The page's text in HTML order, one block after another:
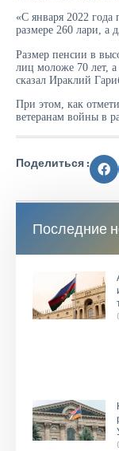
«С января 2022 года
размере 260 лари, а
Размер пенсии в
лиц моложе 70 лет,
сказал Ираклий
При этом, как
ветеранам войны в
Поделиться :
Последние